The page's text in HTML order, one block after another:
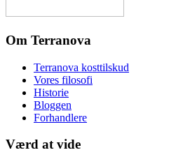
Om Terranova
Terranova kosttilskud
Vores filosofi
Historie
Bloggen
Forhandlere
Værd at vide